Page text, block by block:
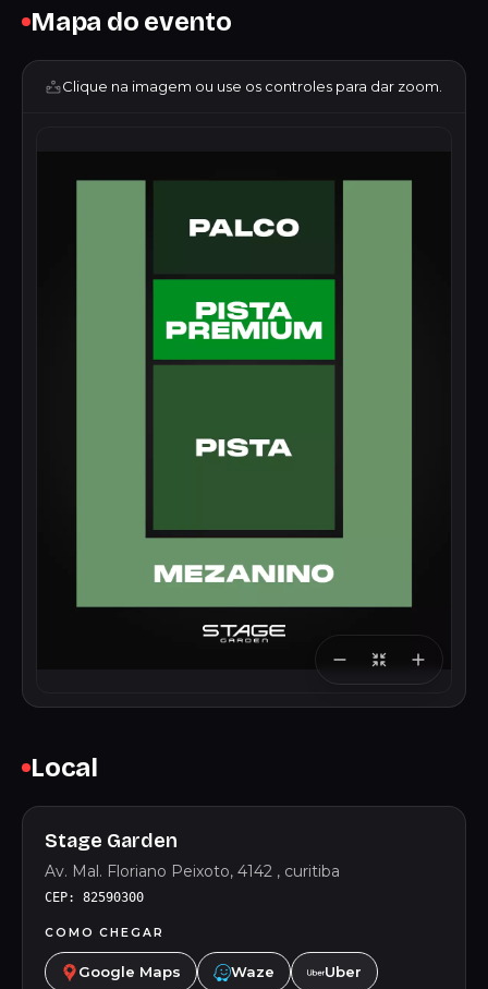
Mapa do evento
Clique na imagem ou use os controles para dar zoom.
Local
Stage Garden
Av. Mal. Floriano Peixoto, 4142 , curitiba
CEP: 82590300
COMO CHEGAR
Google Maps Waze Uber